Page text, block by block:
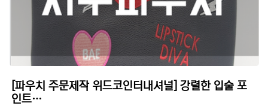
[파우치 주문제작 위드코인터내셔널] 강렬한 입술 포
인트…